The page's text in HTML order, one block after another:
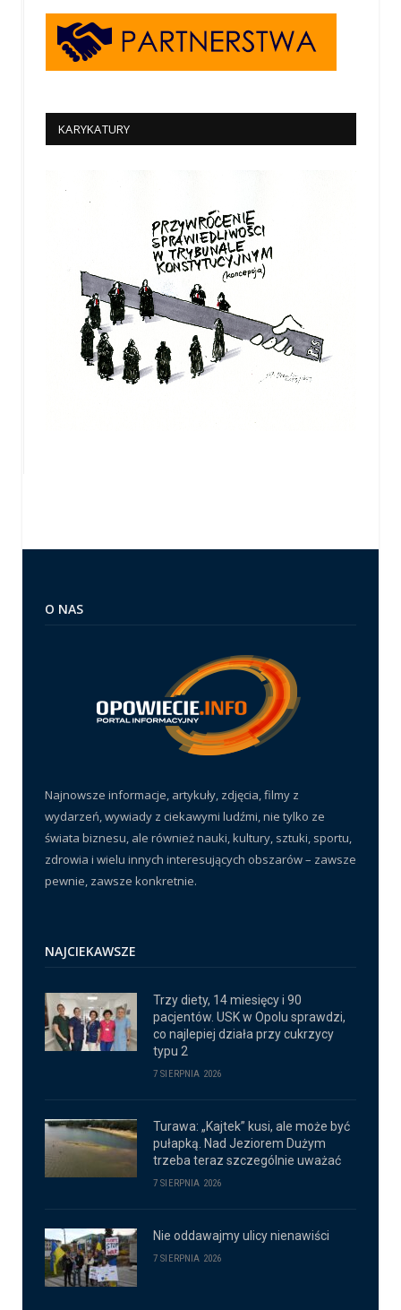
KARYKATURY
O NAS
Najnowsze informacje, artykuły, zdjęcia, filmy z
wydarzeń, wywiady z ciekawymi ludźmi, nie tylko ze
świata biznesu, ale również nauki, kultury, sztuki, sportu,
zdrowia i wielu innych interesujących obszarów – zawsze
pewnie, zawsze konkretnie.
NAJCIEKAWSZE
Trzy diety, 14 miesięcy i 90
pacjentów. USK w Opolu sprawdzi,
co najlepiej działa przy cukrzycy
typu 2
7 SIERPNIA 2026
Turawa: „Kajtek” kusi, ale może być
pułapką. Nad Jeziorem Dużym
trzeba teraz szczególnie uważać
7 SIERPNIA 2026
Nie oddawajmy ulicy nienawiści
7 SIERPNIA 2026